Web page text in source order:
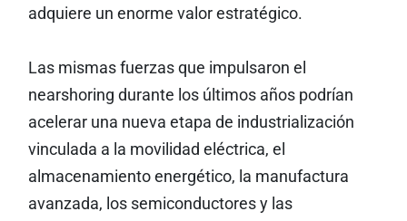
adquiere un enorme valor estratégico.
Las mismas fuerzas que impulsaron el
nearshoring durante los últimos años podrían
acelerar una nueva etapa de industrialización
vinculada a la movilidad eléctrica, el
almacenamiento energético, la manufactura
avanzada, los semiconductores y las